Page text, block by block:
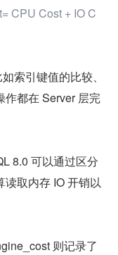
CPU Cost + IO C
索引键值的比较、
作都在 Server 层完
8.0 可以通过区分
取内存 IO 开销以
则记录了